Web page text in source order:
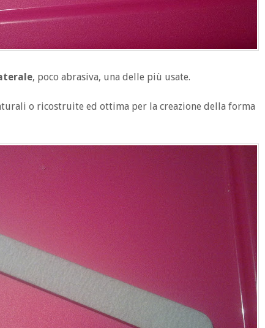
, poco abrasiva, una delle più usate.
o ricostruite ed ottima per la creazione della forma